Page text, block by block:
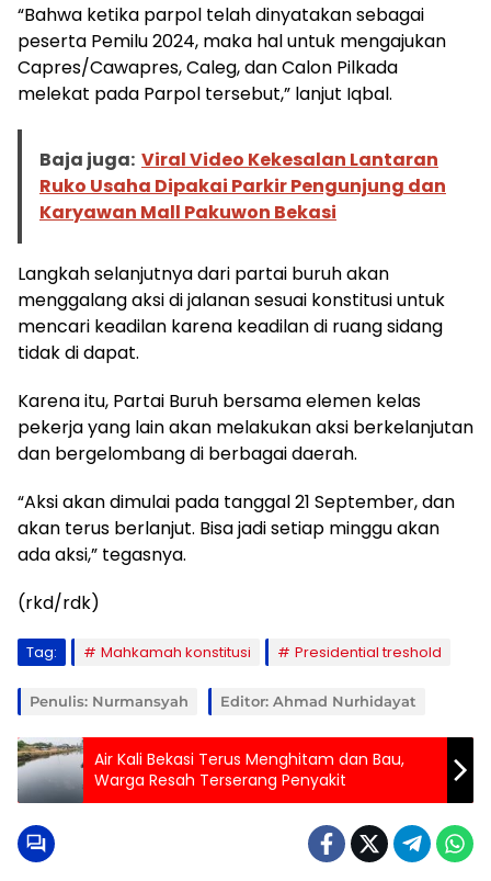
“Bahwa ketika parpol telah dinyatakan sebagai
peserta Pemilu 2024, maka hal untuk mengajukan
Capres/Cawapres, Caleg, dan Calon Pilkada
melekat pada Parpol tersebut,” lanjut Iqbal.
Baja juga: Viral Video Kekesalan Lantaran
Ruko Usaha Dipakai Parkir Pengunjung dan
Karyawan Mall Pakuwon Bekasi
Langkah selanjutnya dari partai buruh akan
menggalang aksi di jalanan sesuai konstitusi untuk
mencari keadilan karena keadilan di ruang sidang
tidak di dapat.
Karena itu, Partai Buruh bersama elemen kelas
pekerja yang lain akan melakukan aksi berkelanjutan
dan bergelombang di berbagai daerah.
“Aksi akan dimulai pada tanggal 21 September, dan
akan terus berlanjut. Bisa jadi setiap minggu akan
ada aksi,” tegasnya.
(rkd/rdk)
Tag: Mahkamah konstitusi Presidential treshold
Penulis: Nurmansyah Editor: Ahmad Nurhidayat
Air Kali Bekasi Terus Menghitam dan Bau,
Warga Resah Terserang Penyakit